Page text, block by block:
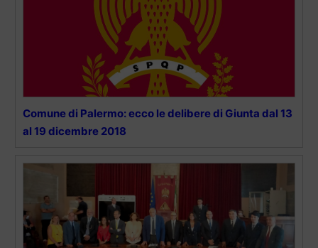
Comune di Palermo: ecco le delibere di Giunta dal 13
al 19 dicembre 2018